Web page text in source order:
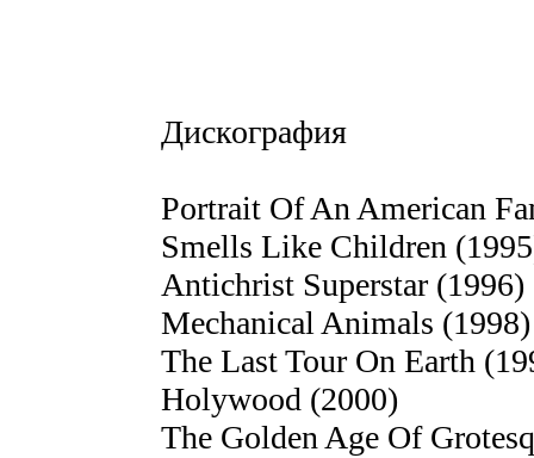
Дискография
Portrait Of An American
Smells Like Children
Antichrist Superstar (1996)
Mechanical Animals (1998)
The Last Tour On Earth
Holywood (2000)
The Golden Age Of